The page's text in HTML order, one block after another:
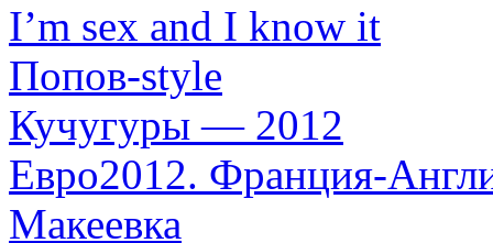
I’m sex and I know it
Попов-style
Кучугуры — 2012
Евро2012. Франция-
Макеевка